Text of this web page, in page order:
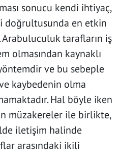
sonucu kendi ihtiyaç,
en etkin
tarafların iş
olmasından kaynaklı
ve bu sebeple
kaybedenin olma
Hal böyle iken
müzakereler ile birlikte,
iletişim halinde
arasındaki ikili